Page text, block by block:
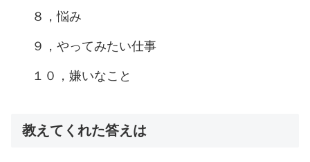
８，悩み
９，やってみたい仕事
１０，嫌いなこと
教えてくれた答えは